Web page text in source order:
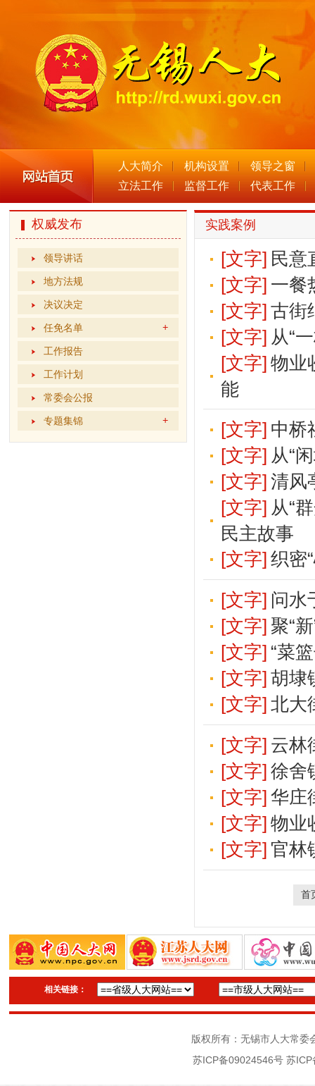
人大简介 机构设置
领导之窗
立法工作
监督工作 代表工作
权威发布
领导讲话
地方法规
决议决定
任免名单
工作报告
工作计划
常委会公报
专题集锦
实践案例
[文字] 民意
[文字] 一餐
[文字] 古街
[文字] 从“
[文字] 物业
能
[文字] 中桥
[文字] 从“
[文字] 清风
[文字] 从“
民主故事
[文字] 织密
[文字] 问水
[文字] 聚“
[文字] “菜
[文字] 胡埭
[文字] 北大
[文字] 云林
[文字] 徐舍
[文字] 华庄
[文字] 物业
[文字] 官林
首
相关链接：
版权所有：无锡市人大常
苏ICP备09024546号 苏ICP